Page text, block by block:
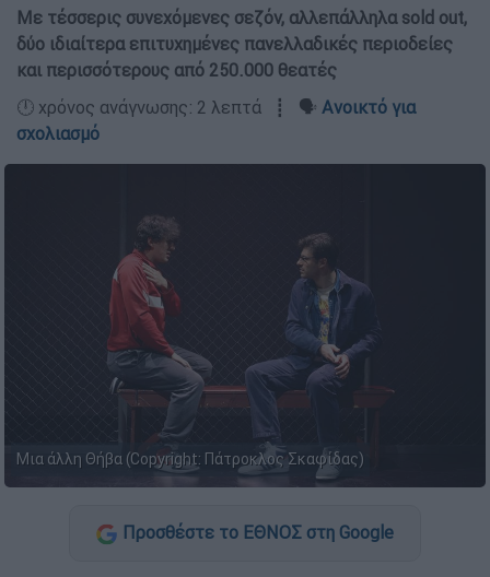
Με τέσσερις συνεχόμενες σεζόν, αλλεπάλληλα sold out,
δύο ιδιαίτερα επιτυχημένες πανελλαδικές περιοδείες
και περισσότερους από 250.000 θεατές
🕛 χρόνος ανάγνωσης: 2 λεπτά ┋ 🗣️ Ανοικτό για
σχολιασμό
Μια άλλη Θήβα (Copyright: Πάτροκλος Σκαφίδας)
Προσθέστε το ΕΘΝΟΣ στη Google